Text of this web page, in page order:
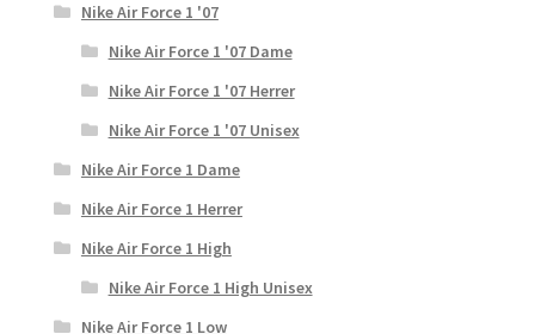
Nike Air Force 1 '07
Nike Air Force 1 '07 Dame
Nike Air Force 1 '07 Herrer
Nike Air Force 1 '07 Unisex
Nike Air Force 1 Dame
Nike Air Force 1 Herrer
Nike Air Force 1 High
Nike Air Force 1 High Unisex
Nike Air Force 1 Low